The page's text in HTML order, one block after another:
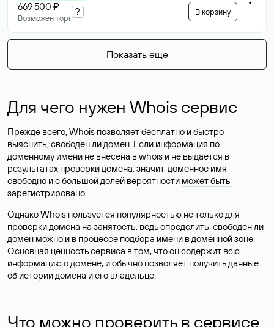
669 500 ₽
Возможен торг
? В корзину
Показать еще
Для чего нужен Whois сервис
Прежде всего, Whois позволяет бесплатно и быстро
выяснить, свободен ли домен. Если информация по
доменному имени не внесена в whois и не выдается в
результатах проверки домена, значит, доменное имя
свободно и с большой долей вероятности может быть
зарегистрировано.
Однако Whois пользуется популярностью не только для
проверки домена на занятость, ведь определить, свободен ли
домен можно и в процессе подбора имени в доменной зоне.
Основная ценность сервиса в том, что он содержит всю
информацию о домене, и обычно позволяет получить данные
об истории домена и его владельце.
Что можно проверить в сервисе